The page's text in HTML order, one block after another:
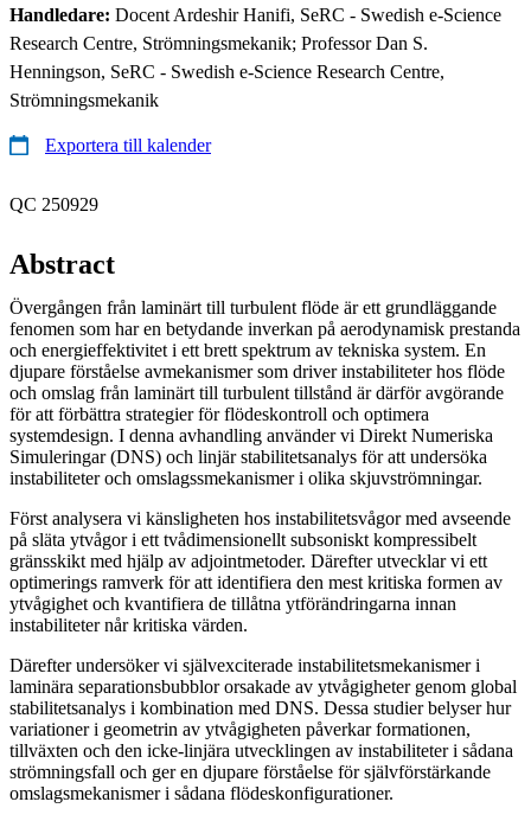
Handledare: Docent Ardeshir Hanifi, SeRC - Swedish e-Science
Research Centre, Strömningsmekanik; Professor Dan S.
Henningson, SeRC - Swedish e-Science Research Centre,
Strömningsmekanik
Exportera till kalender
QC 250929
Abstract
Övergången från laminärt till turbulent flöde är ett grundläggande
fenomen som har en betydande inverkan på aerodynamisk prestanda
och energieffektivitet i ett brett spektrum av tekniska system. En
djupare förståelse avmekanismer som driver instabiliteter hos flöde
och omslag från laminärt till turbulent tillstånd är därför avgörande
för att förbättra strategier för flödeskontroll och optimera
systemdesign. I denna avhandling använder vi Direkt Numeriska
Simuleringar (DNS) och linjär stabilitetsanalys för att undersöka
instabiliteter och omslagssmekanismer i olika skjuvströmningar.
Först analysera vi känsligheten hos instabilitetsvågor med avseende
på släta ytvågor i ett tvådimensionellt subsoniskt kompressibelt
gränsskikt med hjälp av adjointmetoder. Därefter utvecklar vi ett
optimerings ramverk för att identifiera den mest kritiska formen av
ytvågighet och kvantifiera de tillåtna ytförändringarna innan
instabiliteter når kritiska värden.
Därefter undersöker vi självexciterade instabilitetsmekanismer i
laminära separationsbubblor orsakade av ytvågigheter genom global
stabilitetsanalys i kombination med DNS. Dessa studier belyser hur
variationer i geometrin av ytvågigheten påverkar formationen,
tillväxten och den icke-linjära utvecklingen av instabiliteter i sådana
strömningsfall och ger en djupare förståelse för självförstärkande
omslagsmekanismer i sådana flödeskonfigurationer.